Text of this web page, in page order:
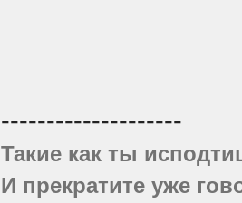
--------------------
Такие как ты
И прекратите уже